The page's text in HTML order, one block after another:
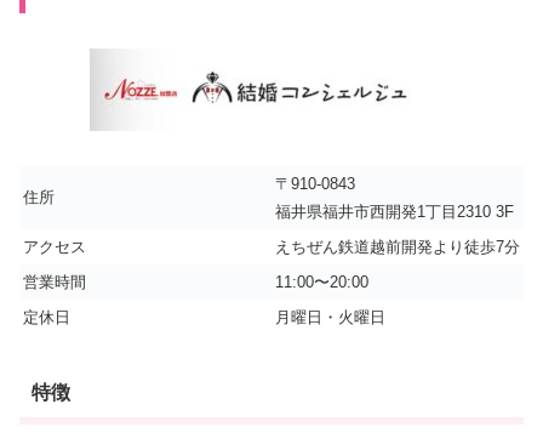
住所
〒910-0843
福井県福井市西開発1丁目2310 3F
アクセス
えちぜん鉄道越前開発より徒歩7分
営業時間
11:00〜20:00
定休日
月曜日・火曜日
特徴